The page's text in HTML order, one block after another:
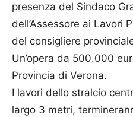
presenza del Sindaco
dell’Assessore ai Lavori
del consigliere
Un’opera da 500.000
Provincia di Verona.
I lavori dello stralcio
largo 3 metri,